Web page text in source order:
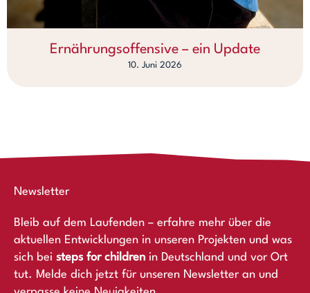
Ernährungsoffensive – ein Update
10. Juni 2026
Newsletter
Bleib auf dem Laufenden – erfahre mehr über die
aktuellen Entwicklungen in unseren Projekten und was
sich bei steps for children in Deutschland und vor Ort
tut. Melde dich jetzt für unseren Newsletter an und